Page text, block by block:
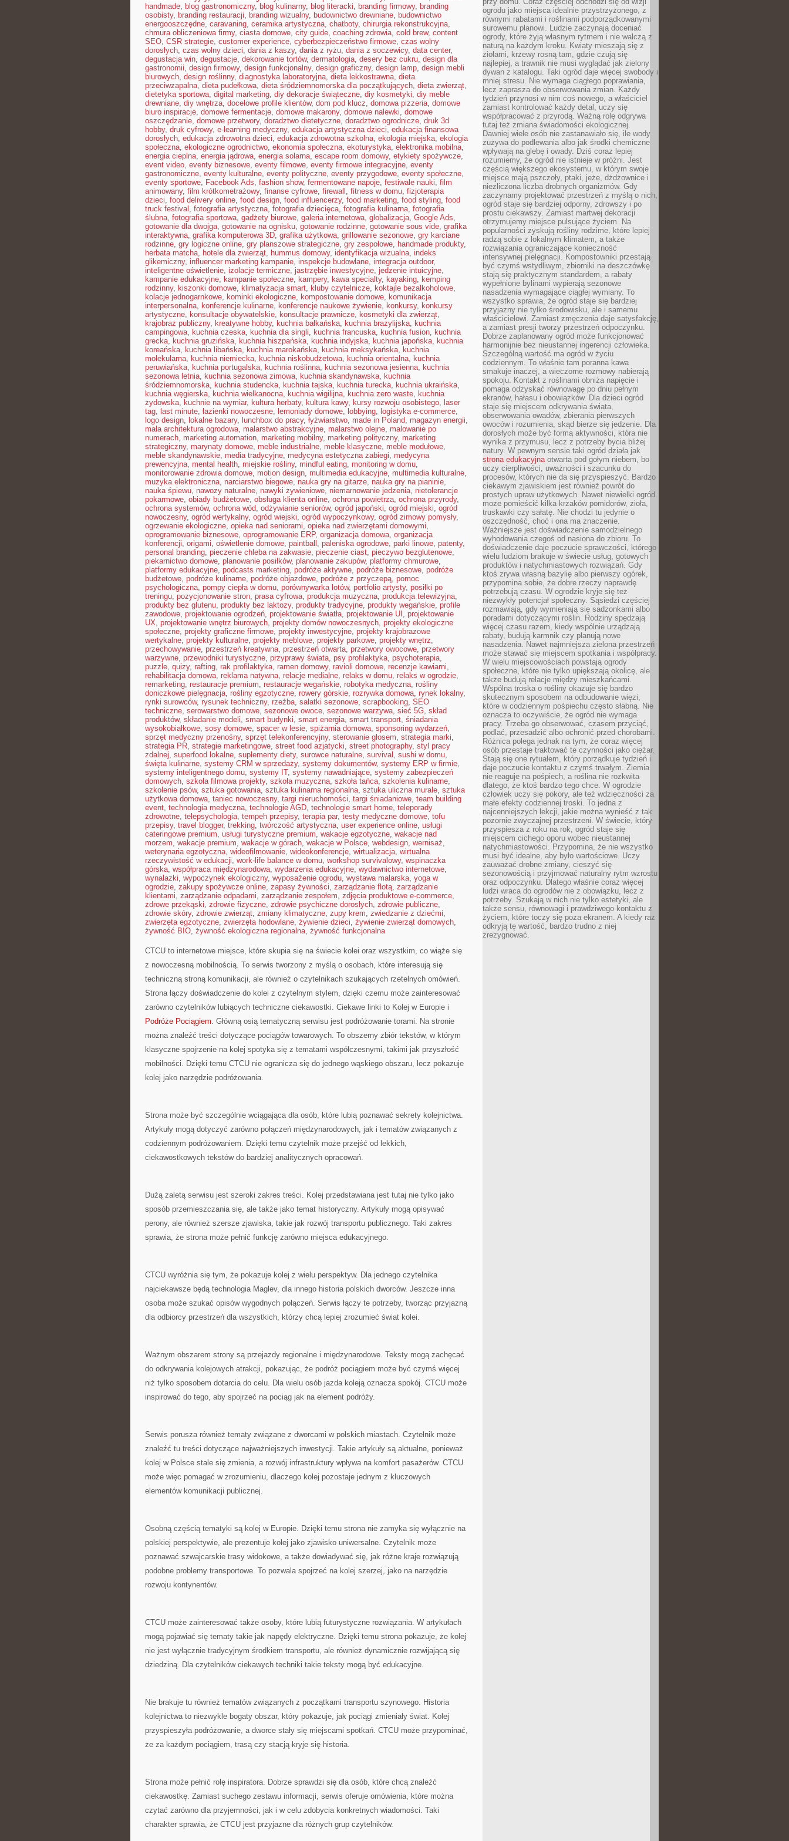
handmade, blog gastronomiczny, blog kulinarny, blog literacki, branding firmowy, branding
osobisty, branding restauracji, branding wizualny, budownictwo drewniane, budownictwo
energooszczędne, caravaning, ceramika artystyczna, chatboty, chirurgia rekonstrukcyjna,
chmura obliczeniowa firmy, ciasta domowe, city guide, coaching zdrowia, cold brew, content
SEO, CSR strategie, customer experience, cyberbezpieczeństwo firmowe, czas wolny
dorosłych, czas wolny dzieci, dania z kaszy, dania z ryżu, dania z soczewicy, data center,
degustacja win, degustacje, dekorowanie tortów, dermatologia, desery bez cukru, design dla
gastronomii, design firmowy, design funkcjonalny, design graficzny, design lamp, design mebli
biurowych, design roślinny, diagnostyka laboratoryjna, dieta lekkostrawna, dieta
przeciwzapalna, dieta pudełkowa, dieta śródziemnomorska dla początkujących, dieta zwierząt,
dietetyka sportowa, digital marketing, diy dekoracje świąteczne, diy kosmetyki, diy meble
drewniane, diy wnętrza, docelowe profile klientów, dom pod klucz, domowa pizzeria, domowe
biuro inspiracje, domowe fermentacje, domowe makarony, domowe nalewki, domowe
oszczędzanie, domowe przetwory, doradztwo dietetyczne, doradztwo ogrodnicze, druk 3d
hobby, druk cyfrowy, e-learning medyczny, edukacja artystyczna dzieci, edukacja finansowa
dorosłych, edukacja zdrowotna dzieci, edukacja zdrowotna szkolna, ekologia miejska, ekologia
społeczna, ekologiczne ogrodnictwo, ekonomia społeczna, ekoturystyka, elektronika mobilna,
energia cieplna, energia jądrowa, energia solarna, escape room domowy, etykiety spożywcze,
event video, eventy biznesowe, eventy filmowe, eventy firmowe integracyjne, eventy
gastronomiczne, eventy kulturalne, eventy polityczne, eventy przygodowe, eventy społeczne,
eventy sportowe, Facebook Ads, fashion show, fermentowane napoje, festiwale nauki, film
animowany, film krótkometrażowy, finanse cyfrowe, firewall , fitness w domu, fizjoterapia
dzieci, food delivery online, food design, food influencerzy, food marketing, food styling, food
truck festival , fotografia artystyczna, fotografia dziecięca, fotografia kulinarna, fotografia
ślubna, fotografia sportowa, gadżety biurowe, galeria internetowa, globalizacja, Google Ads,
gotowanie dla dwojga, gotowanie na ognisku, gotowanie rodzinne, gotowanie sous vide, grafika
interaktywna, grafika komputerowa 3D, grafika użytkowa, grillowanie sezonowe, gry karciane
rodzinne, gry logiczne online, gry planszowe strategiczne, gry zespołowe, handmade produkty,
herbata matcha, hotele dla zwierząt, hummus domowy, identyfikacja wizualna, indeks
glikemiczny, influencer marketing kampanie, inspekcje budowlane, integracja outdoor,
inteligentne oświetlenie, izolacje termiczne, jastrzębie inwestycyjne, jedzenie intuicyjne,
kampanie edukacyjne, kampanie społeczne, kampery, kawa specialty, kayaking, kemping
rodzinny, kiszonki domowe, klimatyzacja smart, kluby czytelnicze, koktajle bezalkoholowe,
kolacje jednogarnkowe, kominki ekologiczne, kompostowanie domowe, komunikacja
interpersonalna, konferencje kulinarne, konferencje naukowe żywienie, konkursy, konkursy
artystyczne, konsultacje obywatelskie, konsultacje prawnicze, kosmetyki dla zwierząt,
krajobraz publiczny, kreatywne hobby, kuchnia bałkańska, kuchnia brazylijska, kuchnia
campingowa, kuchnia czeska, kuchnia dla singli, kuchnia francuska, kuchnia fusion, kuchnia
grecka, kuchnia gruzińska, kuchnia hiszpańska, kuchnia indyjska, kuchnia japońska, kuchnia
koreańska, kuchnia libańska, kuchnia marokańska, kuchnia meksykańska, kuchnia
molekularna, kuchnia niemiecka, kuchnia niskobudżetowa, kuchnia orientalna, kuchnia
peruwiańska, kuchnia portugalska, kuchnia roślinna, kuchnia sezonowa jesienna, kuchnia
sezonowa letnia, kuchnia sezonowa zimowa, kuchnia skandynawska, kuchnia
śródziemnomorska, kuchnia studencka, kuchnia tajska, kuchnia turecka, kuchnia ukraińska,
kuchnia węgierska, kuchnia wielkanocna, kuchnia wigilijna, kuchnia zero waste, kuchnia
żydowska, kuchnie na wymiar, kultura herbaty, kultura kawy, kursy rozwoju osobistego, laser
tag, last minute, łazienki nowoczesne, lemoniady domowe, lobbying, logistyka e-commerce,
logo design, lokalne bazary, lunchbox do pracy, łyżwiarstwo, made in Poland, magazyn energii,
mała architektura ogrodowa, malarstwo abstrakcyjne, malarstwo olejne, malowanie po
numerach, marketing automation, marketing mobilny, marketing polityczny, marketing
strategiczny, marynaty domowe, meble industrialne, meble klasyczne, meble modułowe,
meble skandynawskie, media tradycyjne, medycyna estetyczna zabiegi, medycyna
prewencyjna, mental health, miejskie rośliny, mindful eating, monitoring w domu,
monitorowanie zdrowia domowe, motion design, multimedia edukacyjne, multimedia kulturalne,
muzyka elektroniczna, narciarstwo biegowe, nauka gry na gitarze, nauka gry na pianinie,
nauka śpiewu, nawozy naturalne, nawyki żywieniowe, niemarnowanie jedzenia, nietolerancje
pokarmowe, obiady budżetowe, obsługa klienta online, ochrona powietrza, ochrona przyrody,
ochrona systemów, ochrona wód, odżywianie seniorów, ogród japoński, ogród miejski, ogród
nowoczesny, ogród wertykalny, ogród wiejski, ogród wypoczynkowy, ogród zimowy pomysły,
ogrzewanie ekologiczne, opieka nad seniorami, opieka nad zwierzętami domowymi,
oprogramowanie biznesowe, oprogramowanie ERP, organizacja domowa, organizacja
konferencji, origami, oświetlenie domowe, paintball , paleniska ogrodowe, parki linowe, patenty,
personal branding, pieczenie chleba na zakwasie, pieczenie ciast, pieczywo bezglutenowe,
piekarnictwo domowe, planowanie posiłków, planowanie zakupów, platformy chmurowe,
platformy edukacyjne, podcasts marketing, podróże aktywne, podróże biznesowe, podróże
budżetowe, podróże kulinarne, podróże objazdowe, podróże z przyczepą, pomoc
psychologiczna, pompy ciepła w domu, porównywarka lotów, portfolio artysty, posiłki po
treningu, pozycjonowanie stron, prasa cyfrowa, produkcja muzyczna, produkcja telewizyjna,
produkty bez glutenu, produkty bez laktozy, produkty tradycyjne, produkty wegańskie, profile
zawodowe, projektowanie ogrodzeń, projektowanie światła, projektowanie UI , projektowanie
UX, projektowanie wnętrz biurowych, projekty domów nowoczesnych, projekty ekologiczne
społeczne, projekty graficzne firmowe, projekty inwestycyjne, projekty krajobrazowe
wertykalne, projekty kulturalne, projekty meblowe, projekty parkowe, projekty wnętrz,
przechowywanie, przestrzeń kreatywna, przestrzeń otwarta, przetwory owocowe, przetwory
warzywne, przewodniki turystyczne, przyprawy świata, psy profilaktyka, psychoterapia,
puzzle, quizy, rafting, rak profilaktyka, ramen domowy, ravioli domowe, recenzje kawiarni,
rehabilitacja domowa, reklama natywna, relacje medialne, relaks w domu, relaks w ogrodzie,
remarketing, restauracje premium, restauracje wegańskie, robotyka medyczna, rośliny
doniczkowe pielęgnacja, rośliny egzotyczne, rowery górskie, rozrywka domowa, rynek lokalny,
rynki surowców, rysunek techniczny, rzeźba, sałatki sezonowe, scrapbooking, SEO
techniczne, serowarstwo domowe, sezonowe owoce, sezonowe warzywa, sieć 5G, skład
produktów, składanie modeli, smart budynki, smart energia, smart transport, śniadania
wysokobiałkowe, sosy domowe, spacer w lesie, spiżarnia domowa, sponsoring wydarzeń,
sprzęt medyczny przenośny, sprzęt telekonferencyjny, sterowanie głosem, strategia marki,
strategia PR, strategie marketingowe, street food azjatycki, street photography, styl pracy
zdalnej, superfood lokalne, suplementy diety, surowce naturalne, survival , sushi w domu,
święta kulinarne, systemy CRM w sprzedaży, systemy dokumentów, systemy ERP w firmie,
systemy inteligentnego domu, systemy IT, systemy nawadniające, systemy zabezpieczeń
domowych, szkoła filmowa projekty, szkoła muzyczna, szkoła tańca, szkolenia kulinarne,
szkolenie psów, sztuka gotowania, sztuka kulinarna regionalna, sztuka uliczna murale, sztuka
użytkowa domowa, taniec nowoczesny, targi nieruchomości, targi śniadaniowe, team building
event, technologia medyczna, technologie AGD, technologie smart home, teleporady
zdrowotne, telepsychologia, tempeh przepisy, terapia par, testy medyczne domowe, tofu
przepisy, travel blogger, trekking, twórczość artystyczna, user experience online, usługi
cateringowe premium, usługi turystyczne premium, wakacje egzotyczne, wakacje nad
morzem, wakacje premium, wakacje w górach, wakacje w Polsce, webdesign, wernisaż,
weterynaria egzotyczna, wideofilmowanie, wideokonferencje, wirtualizacja, wirtualna
rzeczywistość w edukacji, work-life balance w domu, workshop survivalowy, wspinaczka
górska, współpraca międzynarodowa, wydarzenia edukacyjne, wydawnictwo internetowe,
wynalazki, wypoczynek ekologiczny, wyposażenie ogrodu, wystawa malarska, yoga w
ogrodzie, zakupy spożywcze online, zapasy żywności, zarządzanie flotą, zarządzanie
klientami, zarządzanie odpadami, zarządzanie zespołem, zdjęcia produktowe e-commerce,
zdrowe przekąski, zdrowie fizyczne, zdrowie psychiczne dorosłych, zdrowie publiczne,
zdrowie skóry, zdrowie zwierząt, zmiany klimatyczne, zupy krem, zwiedzanie z dziećmi,
zwierzęta egzotyczne, zwierzęta hodowlane, żywienie dzieci, żywienie zwierząt domowych,
żywność BIO, żywność ekologiczna regionalna, żywność funkcjonalna
CTCU to internetowe miejsce, które skupia się na świecie kolei oraz wszystkim, co wiąże się
z nowoczesną mobilnością. To serwis tworzony z myślą o osobach, które interesują się
techniczną stroną komunikacji, ale również o czytelnikach szukających rzetelnych omówień.
Strona łączy doświadczenie do kolei z czytelnym stylem, dzięki czemu może zainteresować
zarówno czytelników lubiących techniczne ciekawostki. Ciekawe linki to Kolej w Europie i
Podróże Pociągiem. Główną osią tematyczną serwisu jest podróżowanie torami. Na stronie
można znaleźć treści dotyczące pociągów towarowych. To obszerny zbiór tekstów, w którym
klasyczne spojrzenie na kolej spotyka się z tematami współczesnymi, takimi jak przyszłość
mobilności. Dzięki temu CTCU nie ogranicza się do jednego wąskiego obszaru, lecz pokazuje
kolej jako narzędzie podróżowania.
Strona może być szczególnie wciągająca dla osób, które lubią poznawać sekrety kolejnictwa.
Artykuły mogą dotyczyć zarówno połączeń międzynarodowych, jak i tematów związanych z
codziennym podróżowaniem. Dzięki temu czytelnik może przejść od lekkich,
ciekawostkowych tekstów do bardziej analitycznych opracowań.
Dużą zaletą serwisu jest szeroki zakres treści. Kolej przedstawiana jest tutaj nie tylko jako
sposób przemieszczania się, ale także jako temat historyczny. Artykuły mogą opisywać
perony, ale również szersze zjawiska, takie jak rozwój transportu publicznego. Taki zakres
sprawia, że strona może pełnić funkcję zarówno miejsca edukacyjnego.
CTCU wyróżnia się tym, że pokazuje kolej z wielu perspektyw. Dla jednego czytelnika
najciekawsze będą technologia Maglev, dla innego historia polskich dworców. Jeszcze inna
osoba może szukać opisów wygodnych połączeń. Serwis łączy te potrzeby, tworząc przyjazną
dla odbiorcy przestrzeń dla wszystkich, którzy chcą lepiej zrozumieć świat kolei.
Ważnym obszarem strony są przejazdy regionalne i międzynarodowe. Teksty mogą zachęcać
do odkrywania kolejowych atrakcji, pokazując, że podróż pociągiem może być czymś więcej
niż tylko sposobem dotarcia do celu. Dla wielu osób jazda koleją oznacza spokój. CTCU może
inspirować do tego, aby spojrzeć na pociąg jak na element podróży.
Serwis porusza również tematy związane z dworcami w polskich miastach. Czytelnik może
znaleźć tu treści dotyczące najważniejszych inwestycji. Takie artykuły są aktualne, ponieważ
kolej w Polsce stale się zmienia, a rozwój infrastruktury wpływa na komfort pasażerów. CTCU
może więc pomagać w zrozumieniu, dlaczego kolej pozostaje jednym z kluczowych
elementów komunikacji publicznej.
Osobną częścią tematyki są kolej w Europie. Dzięki temu strona nie zamyka się wyłącznie na
polskiej perspektywie, ale prezentuje kolej jako zjawisko uniwersalne. Czytelnik może
poznawać szwajcarskie trasy widokowe, a także dowiadywać się, jak różne kraje rozwiązują
podobne problemy transportowe. To pozwala spojrzeć na kolej szerzej, jako na narzędzie
rozwoju kontynentów.
CTCU może zainteresować także osoby, które lubią futurystyczne rozwiązania. W artykułach
mogą pojawiać się tematy takie jak napędy elektryczne. Dzięki temu strona pokazuje, że kolej
nie jest wyłącznie tradycyjnym środkiem transportu, ale również dynamicznie rozwijającą się
dziedziną. Dla czytelników ciekawych techniki takie teksty mogą być edukacyjne.
Nie brakuje tu również tematów związanych z początkami transportu szynowego. Historia
kolejnictwa to niezwykle bogaty obszar, który pokazuje, jak pociągi zmieniały świat. Kolej
przyspieszyła podróżowanie, a dworce stały się miejscami spotkań. CTCU może przypominać,
że za każdym pociągiem, trasą czy stacją kryje się historia.
Strona może pełnić rolę inspiratora. Dobrze sprawdzi się dla osób, które chcą znaleźć
ciekawostkę. Zamiast suchego zestawu informacji, serwis oferuje omówienia, które można
czytać zarówno dla przyjemności, jak i w celu zdobycia konkretnych wiadomości. Taki
charakter sprawia, że CTCU jest przyjazne dla różnych grup czytelników.
ogrodu jako miejsca idealnie przystrzyżonego, z
równymi rabatami i roślinami podporządkowanymi
surowemu planowi. Ludzie zaczynają doceniać
ogrody, które żyją własnym rytmem i nie walczą z
naturą na każdym kroku. Kwiaty mieszają się z
ziołami, krzewy rosną tam, gdzie czują się
najlepiej, a trawnik nie musi wyglądać jak zielony
dywan z katalogu. Taki ogród daje więcej swobody i
mniej stresu. Nie wymaga ciągłego poprawiania,
lecz zaprasza do obserwowania zmian. Każdy
tydzień przynosi w nim coś nowego, a właściciel
zamiast kontrolować każdy detal, uczy się
współpracować z przyrodą. Ważną rolę odgrywa
tutaj też zmiana świadomości ekologicznej.
Dawniej wiele osób nie zastanawiało się, ile wody
zużywa do podlewania albo jak środki chemiczne
wpływają na glebę i owady. Dziś coraz lepiej
rozumiemy, że ogród nie istnieje w próżni. Jest
częścią większego ekosystemu, w którym swoje
miejsce mają pszczoły, ptaki, jeże, dżdżownice i
niezliczona liczba drobnych organizmów. Gdy
zaczynamy projektować przestrzeń z myślą o nich,
ogród staje się bardziej odporny, zdrowszy i po
prostu ciekawszy. Zamiast martwej dekoracji
otrzymujemy miejsce pulsujące życiem. Na
popularności zyskują rośliny rodzime, które lepiej
radzą sobie z lokalnym klimatem, a także
rozwiązania ograniczające konieczność
intensywnej pielęgnacji. Kompostowniki przestają
być czymś wstydliwym, zbiorniki na deszczówkę
stają się praktycznym standardem, a rabaty
wypełnione bylinami wypierają sezonowe
nasadzenia wymagające ciągłej wymiany. To
wszystko sprawia, że ogród staje się bardziej
przyjazny nie tylko środowisku, ale i samemu
właścicielowi. Zamiast zmęczenia daje satysfakcję,
a zamiast presji tworzy przestrzeń odpoczynku.
Dobrze zaplanowany ogród może funkcjonować
harmonijnie bez nieustannej ingerencji człowieka.
Szczególną wartość ma ogród w życiu
codziennym. To właśnie tam poranna kawa
smakuje inaczej, a wieczorne rozmowy nabierają
spokoju. Kontakt z roślinami obniża napięcie i
pomaga odzyskać równowagę po dniu pełnym
ekranów, hałasu i obowiązków. Dla dzieci ogród
staje się miejscem odkrywania świata,
obserwowania owadów, zbierania pierwszych
owoców i rozumienia, skąd bierze się jedzenie. Dla
dorosłych może być formą aktywności, która nie
wynika z przymusu, lecz z potrzeby bycia bliżej
natury. W pewnym sensie taki ogród działa jak
strona edukacyjnaotwarta pod gołym niebem, bo
uczy cierpliwości, uważności i szacunku do
procesów, których nie da się przyspieszyć. Bardzo
ciekawym zjawiskiem jest również powrót do
prostych upraw użytkowych. Nawet niewielki ogród
może pomieścić kilka krzaków pomidorów, zioła,
truskawki czy sałatę. Nie chodzi tu jedynie o
oszczędność, choć i ona ma znaczenie.
Ważniejsze jest doświadczenie samodzielnego
wyhodowania czegoś od nasiona do zbioru. To
doświadczenie daje poczucie sprawczości, którego
wielu ludziom brakuje w świecie usług, gotowych
produktów i natychmiastowych rozwiązań. Gdy
ktoś zrywa własną bazylię albo pierwszy ogórek,
przypomina sobie, że dobre rzeczy naprawdę
potrzebują czasu. W ogrodzie kryje się też
niezwykły potencjał społeczny. Sąsiedzi częściej
rozmawiają, gdy wymieniają się sadzonkami albo
poradami dotyczącymi roślin. Rodziny spędzają
więcej czasu razem, kiedy wspólnie urządzają
rabaty, budują karmnik czy planują nowe
nasadzenia. Nawet najmniejsza zielona przestrzeń
może stawać się miejscem spotkania i współpracy.
W wielu miejscowościach powstają ogrody
społeczne, które nie tylko upiększają okolicę, ale
także budują relacje między mieszkańcami.
Wspólna troska o rośliny okazuje się bardzo
skutecznym sposobem na odbudowanie więzi,
które w codziennym pośpiechu często słabną. Nie
oznacza to oczywiście, że ogród nie wymaga
pracy. Trzeba go obserwować, czasem przyciąć,
podlać, przesadzić albo ochronić przed chorobami.
Różnica polega jednak na tym, że coraz więcej
osób przestaje traktować te czynności jako ciężar.
Stają się one rytuałem, który porządkuje tydzień i
daje poczucie kontaktu z czymś trwałym. Ziemia
nie reaguje na pośpiech, a roślina nie rozkwita
dlatego, że ktoś bardzo tego chce. W ogrodzie
człowiek uczy się pokory, ale też wdzięczności za
małe efekty codziennej troski. To jedna z
najcenniejszych lekcji, jakie można wynieść z tak
pozornie zwyczajnej przestrzeni. W świecie, który
przyspiesza z roku na rok, ogród staje się
miejscem cichego oporu wobec nieustannej
natychmiastowości. Przypomina, że nie wszystko
musi być idealne, aby było wartościowe. Uczy
zauważać drobne zmiany, cieszyć się
sezonowością i przyjmować naturalny rytm wzrostu
oraz odpoczynku. Dlatego właśnie coraz więcej
ludzi wraca do ogrodów nie z obowiązku, lecz z
potrzeby. Szukają w nich nie tylko estetyki, ale
także sensu, równowagi i prawdziwego kontaktu z
życiem, które toczy się poza ekranem. A kiedy raz
odkryją tę wartość, bardzo trudno z niej
zrezygnować.